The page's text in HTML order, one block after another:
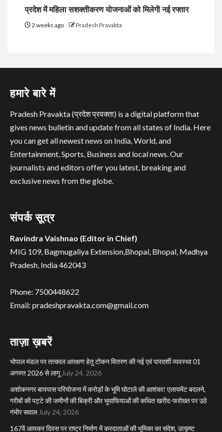
प्रदेश में महिला सशक्तीकरण योजनाओं को मिलेगी नई रफ्तार
2 weeks ago Pradesh Pravakta
हमारे बारे में
Pradesh Pravakta (प्रदेश प्रवक्ता) is a digital platform that
gives news bulletin and update from all states of India. Here
you can get all newest news on India, World, and
Entertainment, Sports, Business and local news. Our
journalists and editors offer you latest, breaking and
exclusive news from the globe.
संपर्क सूत्र
Ravindra Vaishnao (Editor in Chief)
MIG 109, Bagmugaliya Extension,Bhopal, Bhopal, Madhya
Pradesh, India 462043
Phone: 7500448622
Email: pradeshpravakta.com@gmail.com
ताज़ा ख़बरें
भोपाल मंडल पर तत्काल आरक्षण हेतु टोकन वितरण की नई एवं पारदर्शी व्यवस्था 01
अगस्त 2026 से लागू July 24, 2026
अशोकनगर बायपास परियोजना में करोड़ों के भूमि घोटाले की आशंका! एलायमेंट बदलने,
गरीबों की पट्टे की जमीनों की बिक्री और भूमाफियाओं की कथित खरीद-फरोख्त पर उठे
गंभीर सवाल July 24, 2026
167वें आयकर दिवस पर राष्ट्र निर्माण में करदाताओं की भूमिका का संदेश, उत्कृष्ट